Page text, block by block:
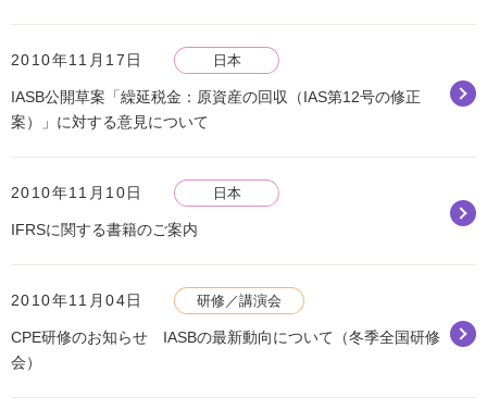
2010年11月17日 日本
IASB公開草案「繰延税金：原資産の回収（IAS第12号の修正
案）」に対する意見について
2010年11月10日 日本
IFRSに関する書籍のご案内
2010年11月04日 研修／講演会
CPE研修のお知らせ IASBの最新動向について（冬季全国研修
会）